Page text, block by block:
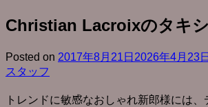
Christian Lacroixのタキ
Posted on 2017年8月21日 2026年4月23日
スタッフ
トレンドに敏感なおしゃれ新郎様には、